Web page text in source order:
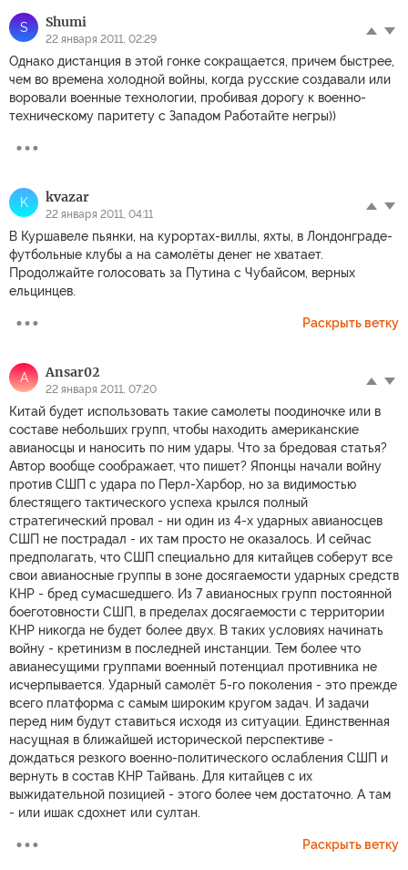
S Shumi
22 января 2011, 02:29
Однако дистанция в этой гонке сокращается, причем быстрее,
чем во времена холодной войны, когда русские создавали или
воровали военные технологии, пробивая дорогу к военно-
техническому паритету с Западом Работайте негры))
K kvazar
22 января 2011, 04:11
В Куршавеле пьянки, на курортах-виллы, яхты, в Лондонграде-
футбольные клубы а на самолёты денег не хватает.
Продолжайте голосовать за Путина с Чубайсом, верных
ельцинцев.
Раскрыть ветку
A Ansar02
22 января 2011, 07:20
Китай будет использовать такие самолеты поодиночке или в
составе небольших групп, чтобы находить американские
авианосцы и наносить по ним удары. Что за бредовая статья?
Автор вообще соображает, что пишет? Японцы начали войну
против СШП с удара по Перл-Харбор, но за видимостью
блестящего тактического успеха крылся полный
стратегический провал - ни один из 4-х ударных авианосцев
СШП не пострадал - их там просто не оказалось. И сейчас
предполагать, что СШП специально для китайцев соберут все
свои авианосные группы в зоне досягаемости ударных средств
КНР - бред сумасшедшего. Из 7 авианосных групп постоянной
боеготовности СШП, в пределах досягаемости с территории
КНР никогда не будет более двух. В таких условиях начинать
войну - кретинизм в последней инстанции. Тем более что
авианесущими группами военный потенциал противника не
исчерпывается. Ударный самолёт 5-го поколения - это прежде
всего платформа с самым широким кругом задач. И задачи
перед ним будут ставиться исходя из ситуации. Единственная
насущная в ближайшей исторической перспективе -
дождаться резкого военно-политического ослабления СШП и
вернуть в состав КНР Тайвань. Для китайцев с их
выжидательной позицией - этого более чем достаточно. А там
- или ишак сдохнет или султан.
Раскрыть ветку